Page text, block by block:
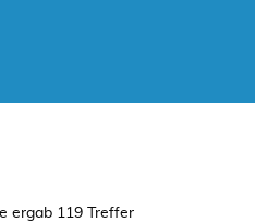
ergab 119 Treffer